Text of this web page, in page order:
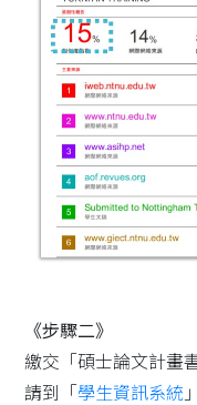
《步驟二》
繳交「碩士論文計畫
請到「 學生資訊系統